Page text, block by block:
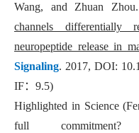
Wang, and Zhuan
channels differentially
neuropeptide release in
Signaling. 2017, DOI:
IF： 9.5)
Highlighted in Science
full commitment?